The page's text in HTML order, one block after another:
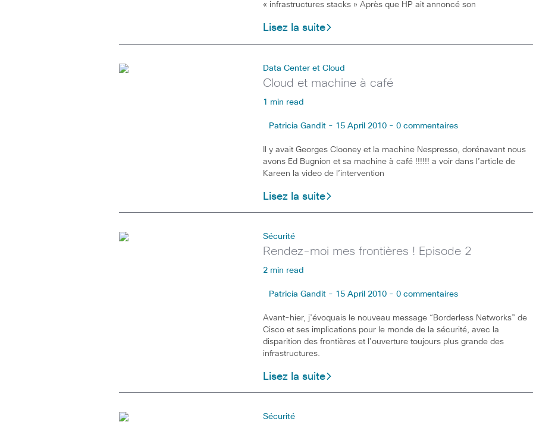
« infrastructures stacks » Après que HP ait annoncé son
Lisez la suite
Data Center et Cloud
Cloud et machine à café
1 min read
Patricia Gandit - 15 April 2010 - 0 commentaires
Il y avait Georges Clooney et la machine Nespresso, dorénavant nous
avons Ed Bugnion et sa machine à café !!!!!! a voir dans l’article de
Kareen la video de l’intervention
Lisez la suite
Sécurité
Rendez-moi mes frontières ! Episode 2
2 min read
Patricia Gandit - 15 April 2010 - 0 commentaires
Avant-hier, j’évoquais le nouveau message “Borderless Networks” de
Cisco et ses implications pour le monde de la sécurité, avec la
disparition des frontières et l’ouverture toujours plus grande des
infrastructures.
Lisez la suite
Sécurité